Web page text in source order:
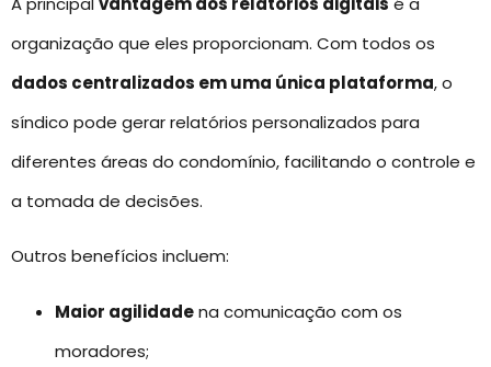
organização que eles proporcionam. Com todos os
dados centralizados em uma única plataforma, o
síndico pode gerar relatórios personalizados para
diferentes áreas do condomínio, facilitando o controle e
a tomada de decisões.
Outros benefícios incluem:
Maior agilidadena comunicação com os
moradores;